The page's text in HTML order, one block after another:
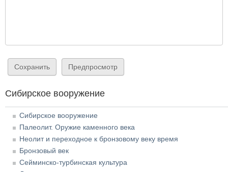
Сибирское вооружение
Сибирское вооружение
Палеолит. Оружие каменного века
Неолит и переходное к бронзовому веку время
Бронзовый век
Сейминско-турбинская культура